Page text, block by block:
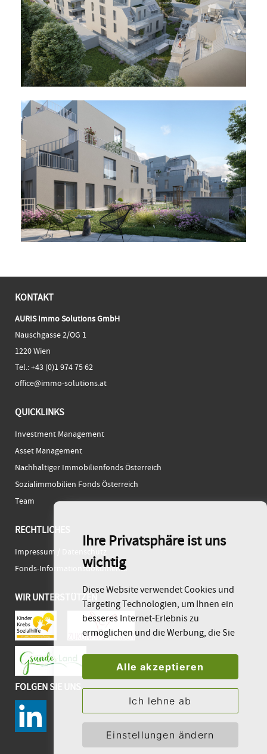
Ihre Privatsphäre ist uns
wichtig
Diese Website verwendet Cookies und
Targeting Technologien, um Ihnen ein
besseres Internet-Erlebnis zu
ermöglichen und die Werbung, die Sie
anzupassen. Diese Technologien
nutzen wir außerdem, um Ergebnisse
zu messen, um zu verstehen, woher
unsere Besucher kommen oder um
Alle akzeptieren
Ich lehne ab
Einstellungen ändern
KONTAKT
AURIS Immo Solutions GmbH
Nauschgasse 2/OG 1
1220 Wien
Tel.:+43 (0)1 974 75 62
office@immo-solutions.at
QUICKLINKS
Investment Management
Asset Management
Nachhaltiger Immobilienfonds Österreich
Sozialimmobilien Fonds Österreich
Team
RECHTLICHES
Impressum / Datenschutz
Fonds-Informationsdokumente
WIR UNTERSTÜTZEN
FOLGEN SIE UNS